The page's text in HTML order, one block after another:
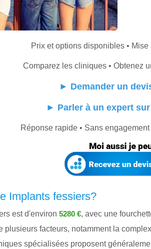
Prix et options disponibles •
Comparez les cliniques • Obtenez
► Demander un
► Parler à un expert
Réponse rapide • Sans
Implants fessiers?
est d'environ 5280 €, avec une
facteurs, notamment la
spécialisées proposent